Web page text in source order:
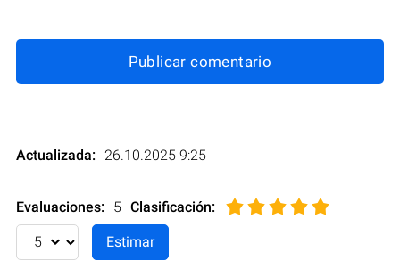
Publicar comentario
Actualizada: 26.10.2025 9:25
Evaluaciones: 5 Clasificación: